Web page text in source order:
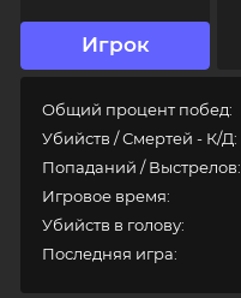
Игрок
Общий процент побед:
Убийств / Смертей - К/Д:
Попаданий / Выстрелов:
Игровое время:
Убийств в голову:
Последняя игра: